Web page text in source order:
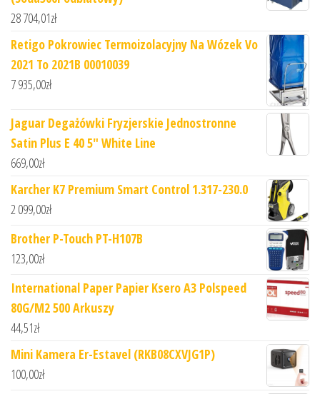
28 704,01zł
Retigo Pokrowiec Termoizolacyjny Na Wózek Vo
2021 To 2021B 00010039
7 935,00zł
Jaguar Degażówki Fryzjerskie Jednostronne
Satin Plus E 40 5" White Line
669,00zł
Karcher K7 Premium Smart Control 1.317-230.0
2 099,00zł
Brother P-Touch PT-H107B
123,00zł
International Paper Papier Ksero A3 Polspeed
80G/M2 500 Arkuszy
44,51zł
Mini Kamera Er-Estavel (RKB08CXVJG1P)
100,00zł